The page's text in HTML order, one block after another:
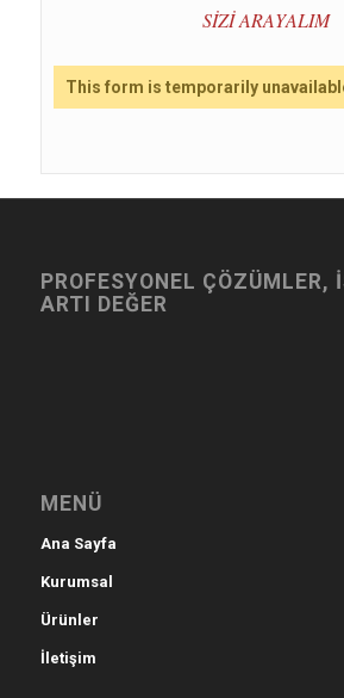
SİZİ ARAYALIM
This form is temporarily
PROFESYONEL ÇÖZÜMLER,
ARTI DEĞER
MENÜ
Ana Sayfa
Kurumsal
Ürünler
İletişim